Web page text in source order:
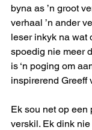
byna as ’n groot
verhaal ’n ander
leser inkyk na wat
spoedig nie meer
is ‘n poging om
inspirerend Greeff
Ek sou net op een
verskil. Ek dink